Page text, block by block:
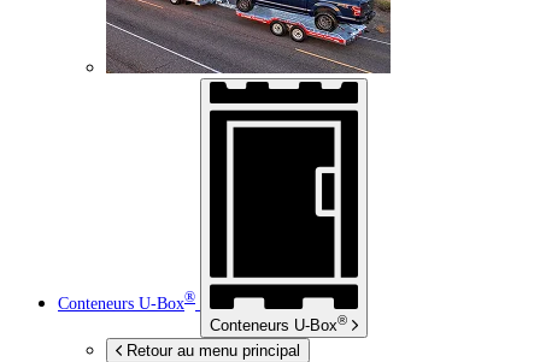
Conteneurs U-Box®
Conteneurs U-Box®
Retour au menu principal